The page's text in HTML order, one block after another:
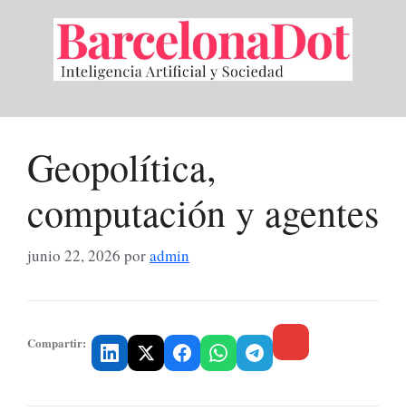
contenido
Geopolítica,
computación y agentes
junio 22, 2026 poradmin
Compartir: